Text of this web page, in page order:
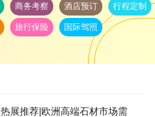
商务考察 酒店预订 行程定制
旅行保险 国际驾照
热展推荐|欧洲高端石材市场需